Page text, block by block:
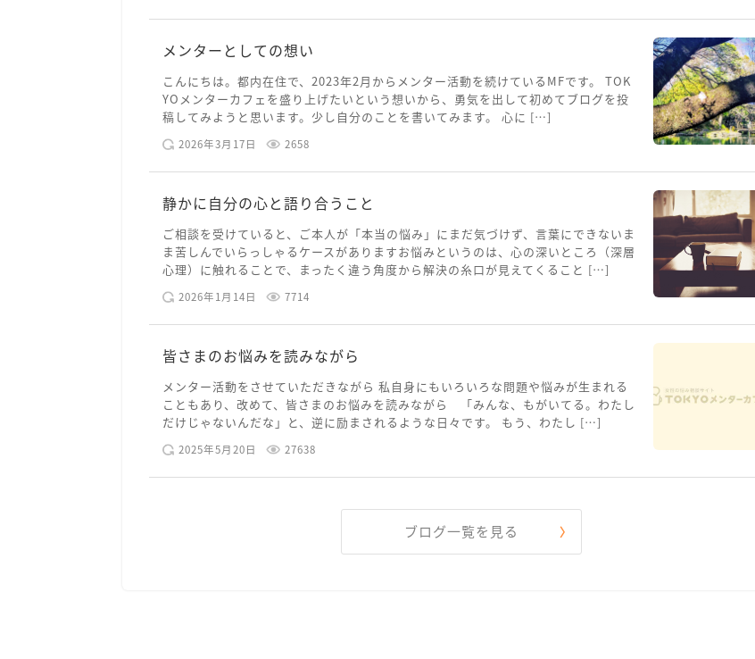
メンターとしての想い
こんにちは。都内在住で、2023年2月からメンター活動を続けているMFです。 TOK
YOメンターカフェを盛り上げたいという想いから、勇気を出して初めてブログを投
稿してみようと思います。少し自分のことを書いてみます。 心に […]
2026年3月17日 2658
静かに自分の心と語り合うこと
ご相談を受けていると、ご本人が「本当の悩み」にまだ気づけず、言葉にできないま
ま苦しんでいらっしゃるケースがありますお悩みというのは、心の深いところ（深層
心理）に触れることで、まったく違う角度から解決の糸口が見えてくること […]
2026年1月14日 7714
皆さまのお悩みを読みながら
メンター活動をさせていただきながら 私自身にもいろいろな問題や悩みが生まれる
こともあり、改めて、皆さまのお悩みを読みながら 「みんな、もがいてる。わたし
だけじゃないんだな」と、逆に励まされるような日々です。 もう、わたし […]
2025年5月20日 27638
ブログ一覧を見る